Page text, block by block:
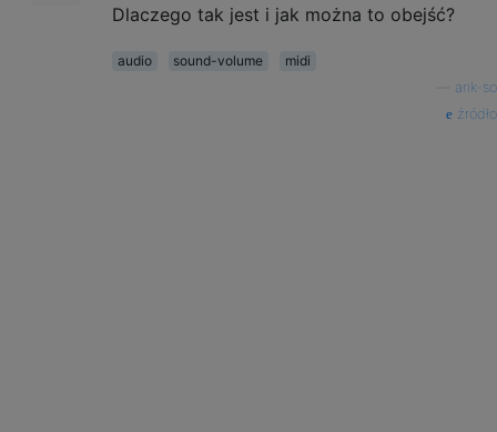
Dlaczego tak jest i jak można to obejść?
audio sound-volume
midi
arik-so
źródło